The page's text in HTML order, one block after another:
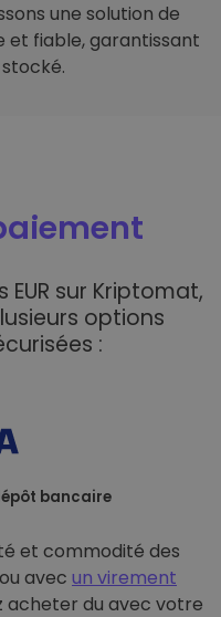
une solution de
et fiable, garantissant
sur Kriptomat,
options
:
bancaire
et commodité des
ou avec un virement
acheter du avec votre